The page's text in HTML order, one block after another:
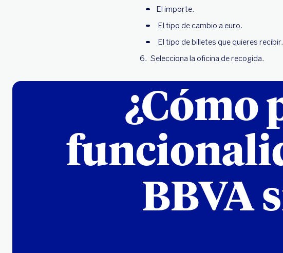
El importe.
El tipo de cambio a euro.
El tipo de billetes que quieres recibir.
Selecciona la oficina de recogida.
¿Cómo
BBVA